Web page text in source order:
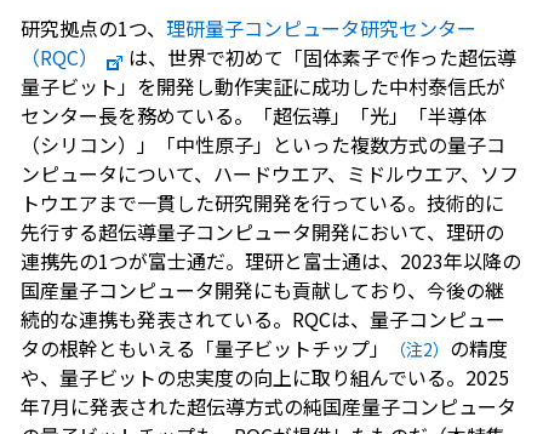
研究拠点の1つ、 理研量子コンピュータ研究センター
（RQC）
は、世界で初めて「固体素子で作った超伝導
量子ビット」を開発し動作実証に成功した中村泰信氏が
センター長を務めている。「超伝導」「光」「半導体
（シリコン）」「中性原子」といった複数方式の量子コ
ンピュータについて、ハードウエア、ミドルウエア、ソフ
トウエアまで一貫した研究開発を行っている。技術的に
先行する超伝導量子コンピュータ開発において、理研の
連携先の1つが富士通だ。理研と富士通は、2023年以降の
国産量子コンピュータ開発にも貢献しており、今後の継
続的な連携も発表されている。RQCは、量子コンピュー
タの根幹ともいえる「量子ビットチップ」
（注2） の精度
や、量子ビットの忠実度の向上に取り組んでいる。2025
年7月に発表された超伝導方式の純国産量子コンピュータ